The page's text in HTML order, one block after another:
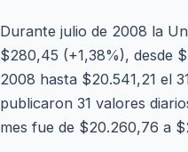
Durante julio de 2008 la
$280,45 (+1,38%), desde
2008 hasta $20.541,21 el
publicaron 31 valores
mes fue de $20.260,76 a